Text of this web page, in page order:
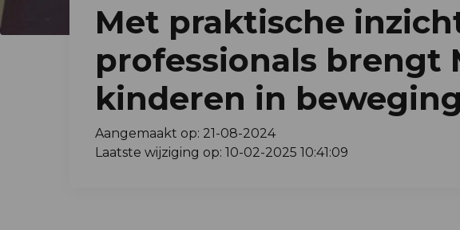
Met praktische
professionals brengt
kinderen in beweging
Aangemaakt op: 21-08-2024
Laatste wijziging op: 10-02-2025 10:41:09